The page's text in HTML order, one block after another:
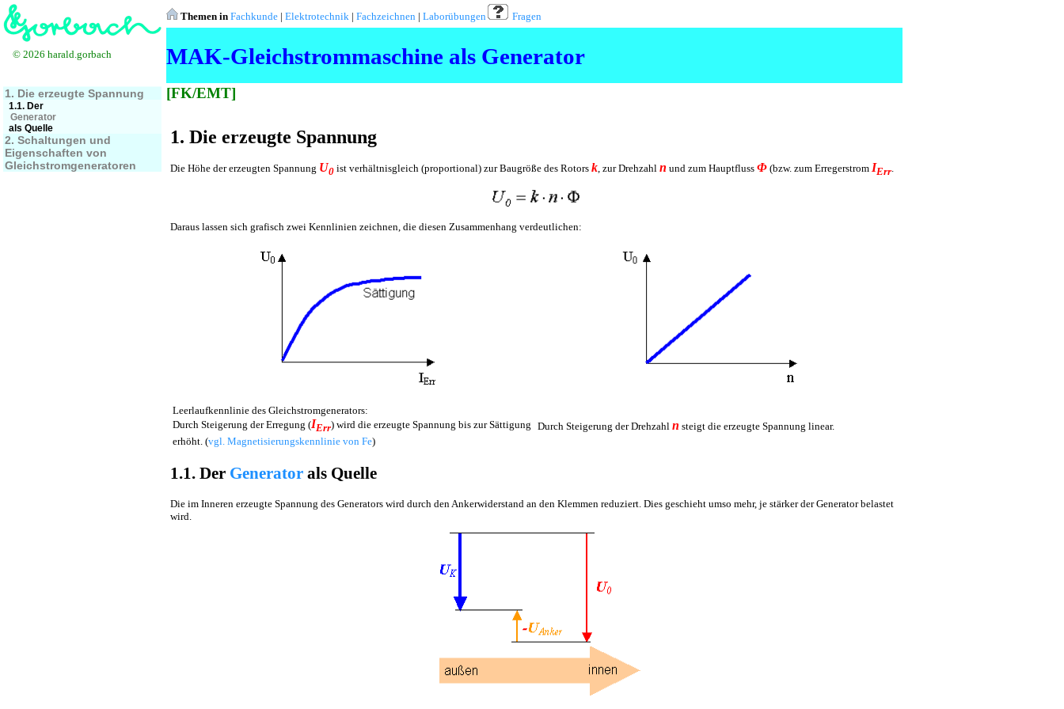
Themen in Fachkunde | Elektrotechnik | Fachzeichnen | Laborübungen Fragen
MAK-Gleichstrommaschine als Generator
[FK/EMT]
© 2026 harald.gorbach
1. Die erzeugte Spannung
1.1. Der
Generator
als Quelle
2. Schaltungen und
Eigenschaften von
Gleichstromgeneratoren
1. Die erzeugte Spannung
Die Höhe der erzeugten Spannung U0 ist verhältnisgleich (proportional) zur Baugröße des Rotors k, zur Drehzahl n und zum Hauptfluss Φ (bzw. zum Erregerstrom IErr.
Daraus lassen sich grafisch zwei Kennlinien zeichnen, die diesen Zusammenhang verdeutlichen:
Leerlaufkennlinie des Gleichstromgenerators:
Durch Steigerung der Erregung (IErr) wird die erzeugte Spannung bis zur Sättigung
erhöht. (vgl. Magnetisierungskennlinie von Fe)
Durch Steigerung der Drehzahl n steigt die erzeugte Spannung linear.
1.1. Der Generator als Quelle
Die im Inneren erzeugte Spannung des Generators wird durch den Ankerwiderstand an den Klemmen reduziert. Dies geschieht umso mehr, je stärker der Generator belastet
wird.